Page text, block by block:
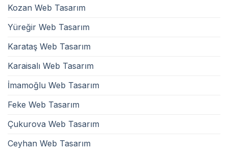
Kozan Web Tasarım
Yüreğir Web Tasarım
Karataş Web Tasarım
Karaisalı Web Tasarım
İmamoğlu Web Tasarım
Feke Web Tasarım
Çukurova Web Tasarım
Ceyhan Web Tasarım